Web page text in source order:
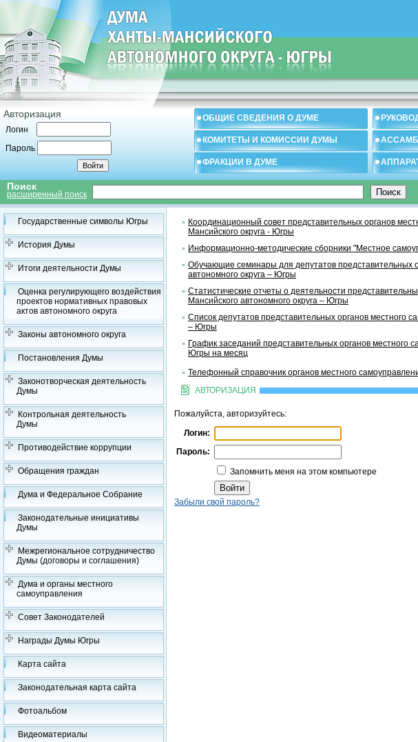
Авторизация
Логин
Пароль
ОБЩИЕ СВЕДЕНИЯ О ДУМЕ
КОМИТЕТЫ И КОМИССИИ ДУМЫ
ФРАКЦИИ В ДУМЕ
Поиск
расширенный поиск
Государственные символы Югры
История Думы
Итоги деятельности Думы
Оценка регулирующего воздействия
проектов нормативных правовых
актов автономного округа
Законы автономного округа
Постановления Думы
Законотворческая деятельность
Думы
Контрольная деятельность
Думы
Противодействие коррупции
Обращения граждан
Дума и Федеральное Собрание
Законодательные инициативы
Думы
Межрегиональное сотрудничество
Думы (договоры и соглашения)
Дума и органы местного
самоуправления
Совет Законодателей
Награды Думы Югры
Карта сайта
Законодательная карта сайта
Фотоальбом
Видеоматериалы
Координационный совет представительных органов
Мансийского округа - Югры
Информационно-методические сборники "Местное
Обучающие семинары для депутатов представительных
автономного округа – Югры
Статистические отчеты о деятельности
Мансийского автономного округа – Югры
Список депутатов представительных органов местного
– Югры
График заседаний представительных органов местного
Югры на месяц
Телефонный справочник органов местного
АВТОРИЗАЦИЯ
Пожалуйста, авторизуйтесь:
Логин:
Пароль:
Запомнить меня на этом компьютере
Забыли свой пароль?